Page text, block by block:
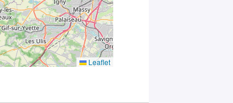
conformément
à laPolitique
de
confidentialité
de Plug in labs
Université
Leaflet